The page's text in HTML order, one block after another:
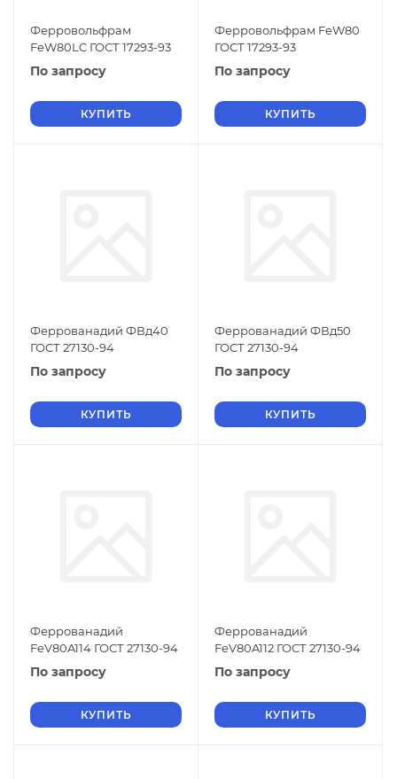
Ферровольфрам
FeW80LC ГОСТ 17293-93
По запросу
КУПИТЬ
Ферровольфрам FeW80
ГОСТ 17293-93
По запросу
КУПИТЬ
Феррованадий ФВд40
ГОСТ 27130-94
По запросу
КУПИТЬ
Феррованадий ФВд50
ГОСТ 27130-94
По запросу
КУПИТЬ
Феррованадий
FeV80A114 ГОСТ 27130-94
По запросу
КУПИТЬ
Феррованадий
FeV80A112 ГОСТ 27130-94
По запросу
КУПИТЬ